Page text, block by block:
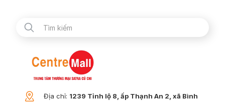
Địa chỉ: 1239 Tỉnh lộ 8, ấp Thạnh An 2, xã Bình